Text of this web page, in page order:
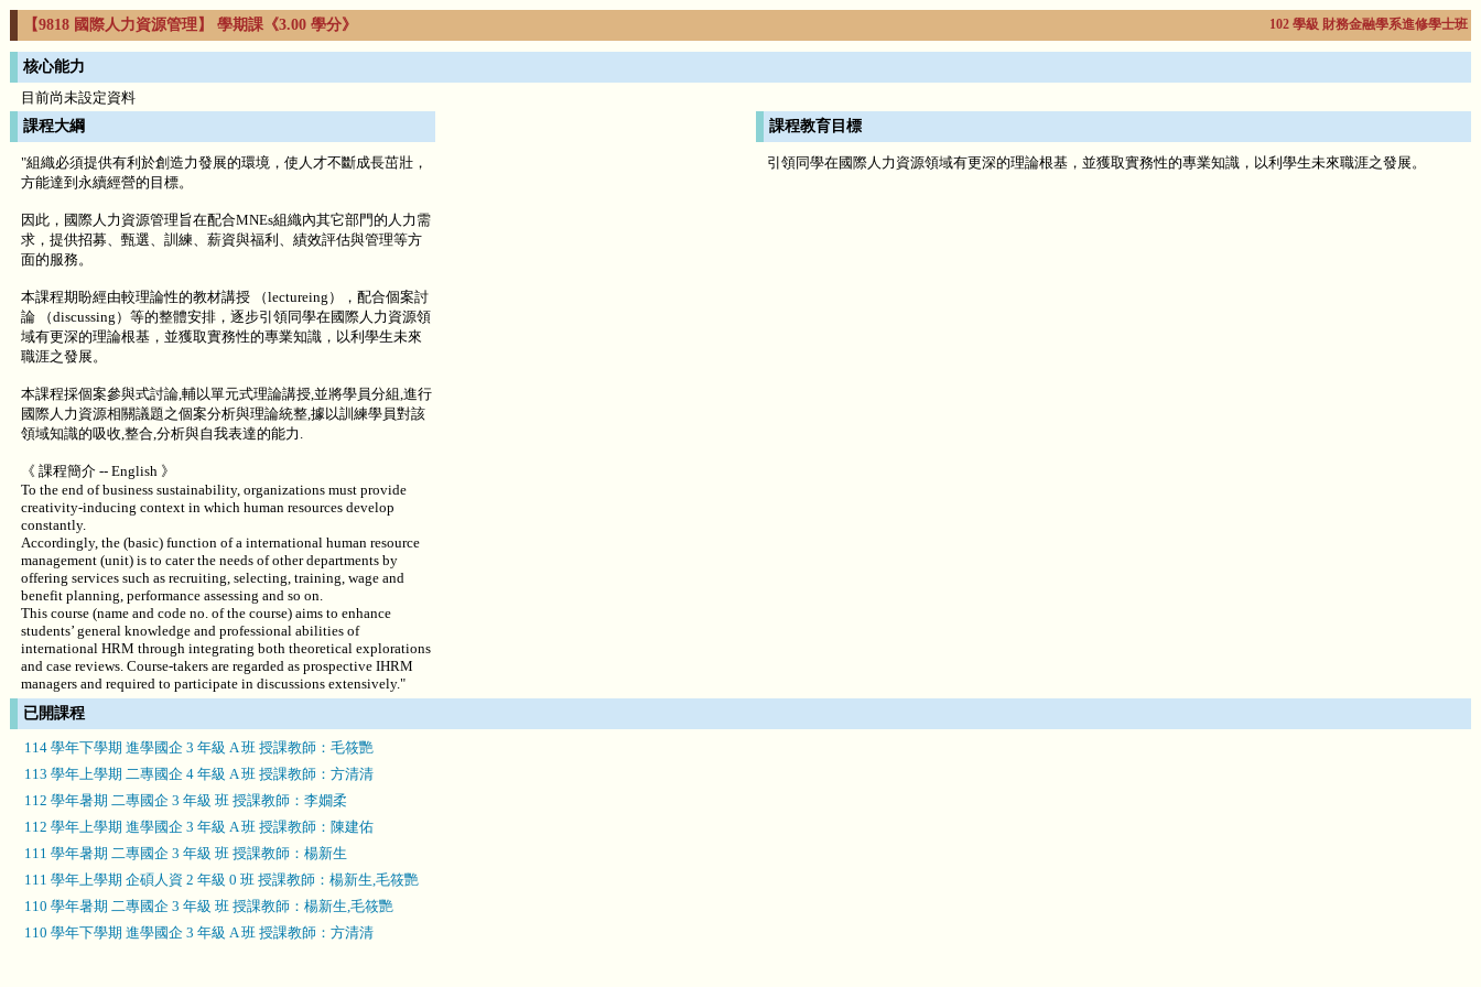
【9818 國際人力資源管理】 學期課《3.00 學分》 102 學級 財務金融學系進修學士班
核心能力
目前尚未設定資料
課程大綱
課程教育目標
"組織必須提供有利於創造力發展的環境，使人才不斷成長茁壯，
方能達到永續經營的目標。
因此，國際人力資源管理旨在配合MNEs組織內其它部門的人力需
求，提供招募、甄選、訓練、薪資與福利、績效評估與管理等方
面的服務。
本課程期盼經由較理論性的教材講授 （lectureing），配合個案討
論 （discussing）等的整體安排，逐步引領同學在國際人力資源領
域有更深的理論根基，並獲取實務性的專業知識，以利學生未來
職涯之發展。
本課程採個案參與式討論,輔以單元式理論講授,並將學員分組,進行
國際人力資源相關議題之個案分析與理論統整,據以訓練學員對該
領域知識的吸收,整合,分析與自我表達的能力.
《 課程簡介 -- English 》
To the end of business sustainability, organizations must provide
creativity-inducing context in which human resources develop
constantly.
Accordingly, the (basic) function of a international human resource
management (unit) is to cater the needs of other departments by
offering services such as recruiting, selecting, training, wage and
benefit planning, performance assessing and so on.
This course (name and code no. of the course) aims to enhance
students’ general knowledge and professional abilities of
international HRM through integrating both theoretical explorations
and case reviews. Course-takers are regarded as prospective IHRM
managers and required to participate in discussions extensively."
引領同學在國際人力資源領域有更深的理論根基，並獲取實務性的專業知識，以利學生未來職涯之發展。
已開課程
114 學年下學期 進學國企 3 年級 A 班 授課教師：毛筱艷
113 學年上學期 二專國企 4 年級 A 班 授課教師：方清清
112 學年暑期 二專國企 3 年級 班 授課教師：李嫺柔
112 學年上學期 進學國企 3 年級 A 班 授課教師：陳建佑
111 學年暑期 二專國企 3 年級 班 授課教師：楊新生
111 學年上學期 企碩人資 2 年級 0 班 授課教師：楊新生,毛筱艷
110 學年暑期 二專國企 3 年級 班 授課教師：楊新生,毛筱艷
110 學年下學期 進學國企 3 年級 A 班 授課教師：方清清